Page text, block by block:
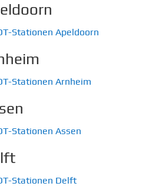
Stationen Apeldoorn
Stationen Arnheim
Stationen Assen
Stationen Delft